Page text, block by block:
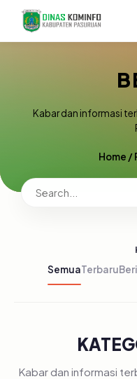
Kabar dan informasi
Home /
SemuaTerbaru
Kabar dan informasi